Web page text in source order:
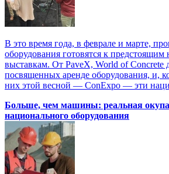
В это время года, в феврале и марте,
оборудования готовятся к
выставкам. От PaveX, World of Concrete
посвященных аренде оборудования, и,
них этой весной — ConExpo — эти
Больше, чем машины: реальная
национального оборудования